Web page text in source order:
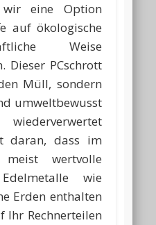
wir eine Option
auf ökologische
Weise
Dieser PCschrott
Müll, sondern
umweltbewusst
daran, dass im
meist wertvolle
wie
Erden enthalten
Ihr Rechnerteilen